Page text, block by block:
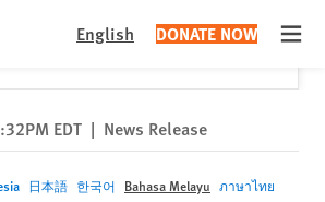
English DONATE NOW
to read this page in English?
EDT | News Release
日本語 한국어 Bahasa Melayu ภาษาไทย